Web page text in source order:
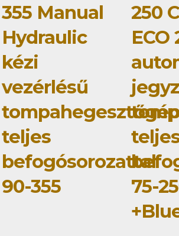
355 Manual
Hydraulic
kézi
vezérlésű
teljes
befogósorozattal
90-355
250
ECO
75-